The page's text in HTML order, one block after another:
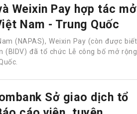
Weixin Pay hợp tác mở
Nam - Trung Quốc